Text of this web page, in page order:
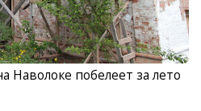
Наволоке побелеет за лето